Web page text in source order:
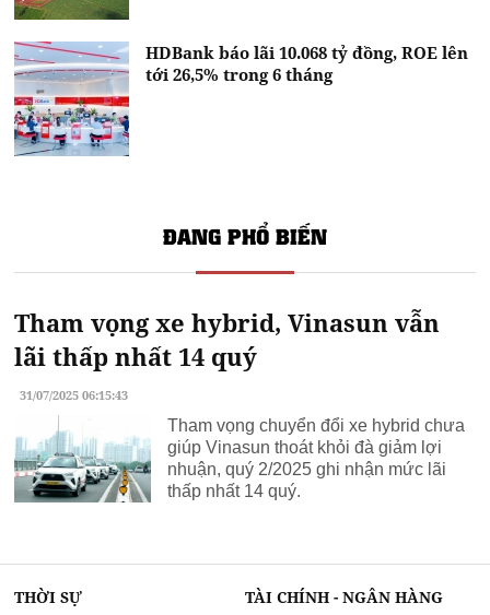
HDBank báo lãi 10.068 tỷ đồng, ROE lên
tới 26,5% trong 6 tháng
ĐANG PHỔ BIẾN
Tham vọng xe hybrid, Vinasun vẫn
lãi thấp nhất 14 quý
31/07/2025 06:15:43
Tham vọng chuyển đổi xe hybrid chưa
giúp Vinasun thoát khỏi đà giảm lợi
nhuận, quý 2/2025 ghi nhận mức lãi
thấp nhất 14 quý.
THỜI SỰ TÀI CHÍNH - NGÂN HÀNG